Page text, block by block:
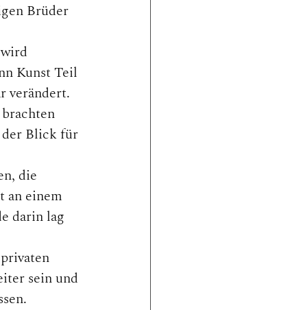
Brüder
Kunst Teil
verändert.
der Blick für
die
an einem
darin lag
sein und